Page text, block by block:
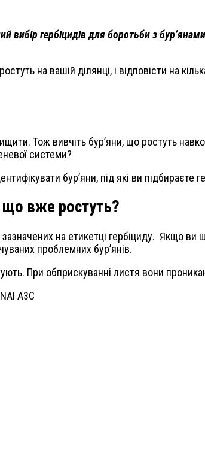
вибір гербіцидів для боротьби з
на вашій ділянці, і відповісти на
Тож вивчіть бур’яни, що ростуть
системи?
бур’яни, під які ви підбираєте
що вже ростуть?
зазначених на етикетці гербіциду. Якщо
проблемних бур’янів.
При обприскуванні листя вони